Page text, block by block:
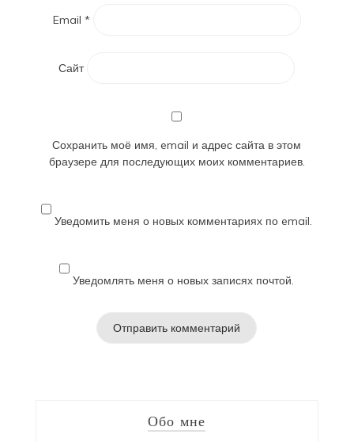
Email *
Сайт
Сохранить моё имя, email и адрес сайта в этом
браузере для последующих моих комментариев.
Уведомить меня о новых комментариях по email.
Уведомлять меня о новых записях почтой.
Обо мне